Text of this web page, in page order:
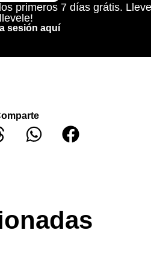
primeros 7 días grátis.
llevele!
sesión aquí